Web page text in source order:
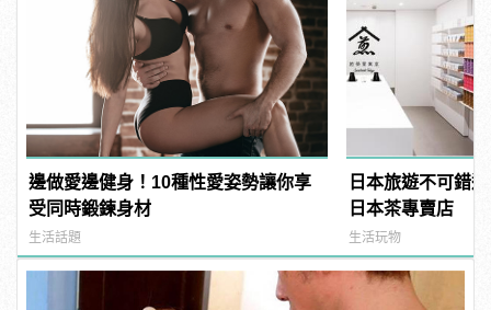
邊做愛邊健身！10種性愛姿勢讓你享
受同時鍛鍊身材
生活話題
日本旅遊不可錯
日本茶專賣店
生活玩物